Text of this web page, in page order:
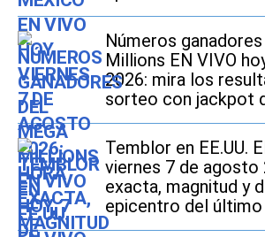
Números
Millions EN VIVO
2026: mira los
sorteo con jackpot
millones en EE.UU.
Temblor en EE.UU.
viernes 7 de agosto
exacta, magnitud y
epicentro del